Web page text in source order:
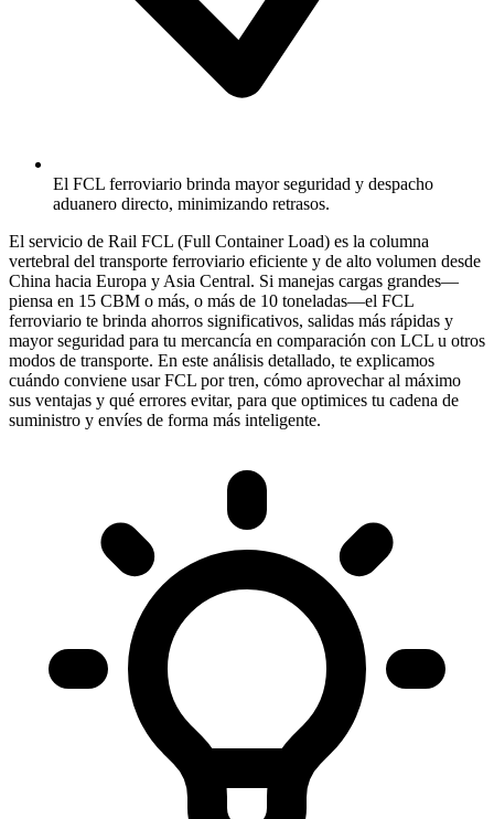
El FCL ferroviario brinda mayor seguridad y despacho
aduanero directo, minimizando retrasos.
El servicio de Rail FCL (Full Container Load) es la columna
vertebral del transporte ferroviario eficiente y de alto volumen desde
China hacia Europa y Asia Central. Si manejas cargas grandes—
piensa en 15 CBM o más, o más de 10 toneladas—el FCL
ferroviario te brinda ahorros significativos, salidas más rápidas y
mayor seguridad para tu mercancía en comparación con LCL u otros
modos de transporte. En este análisis detallado, te explicamos
cuándo conviene usar FCL por tren, cómo aprovechar al máximo
sus ventajas y qué errores evitar, para que optimices tu cadena de
suministro y envíes de forma más inteligente.